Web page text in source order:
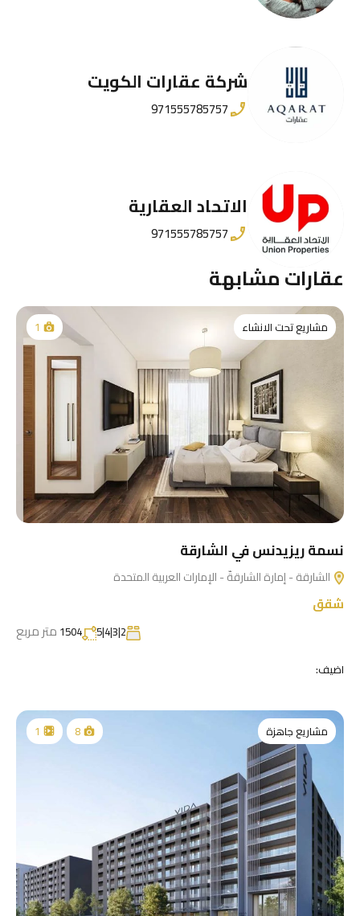
شركة عقارات الكويت
971555785757
الاتحاد العقارية
971555785757
عقارات مشابهة
مشاريع تحت الانشاء 1
نسمة ريزيدنس في الشارقة
الشارقة - إمارة الشارقةّ - الإمارات العربية المتحدة
شقق
2|3|4|5
1504 متر مربع
اضيف:
مشاريع جاهزة 8
1